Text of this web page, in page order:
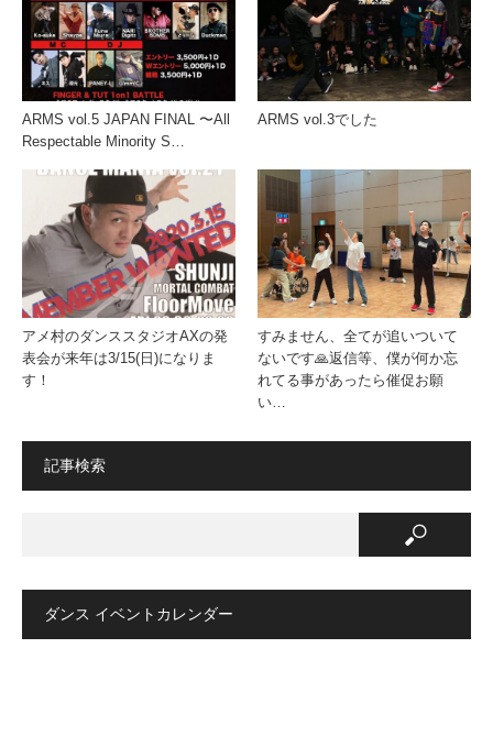
ARMS vol.5 JAPAN FINAL 〜All
Respectable Minority S…
ARMS vol.3でした
アメ村のダンススタジオAXの発
表会が来年は3/15(日)になりま
す！
すみません、全てが追いついて
ないです🙏返信等、僕が何か忘
れてる事があったら催促お願
い…
記事検索
ダンス イベントカレンダー